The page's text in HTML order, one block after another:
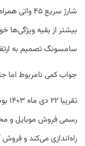
بیشتر از بقیه ویژگی‌ها
سامسونگ تصمیم به
جواب کمی نامربوط اما
رسمی فروش موبایل و
راه‌اندازی می‌کند و